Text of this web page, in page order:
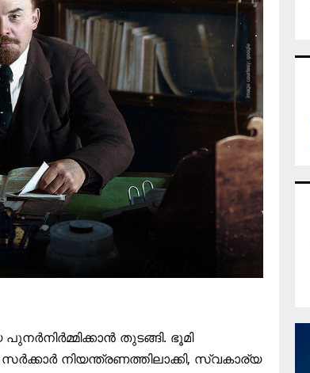
തുടങ്ങി. ഭൂമി
നിയന്ത്രണത്തിലാക്കി, സ്വകാര്യ